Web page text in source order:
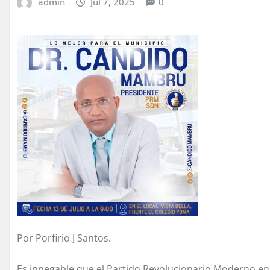
Por Porfirio J Santos.